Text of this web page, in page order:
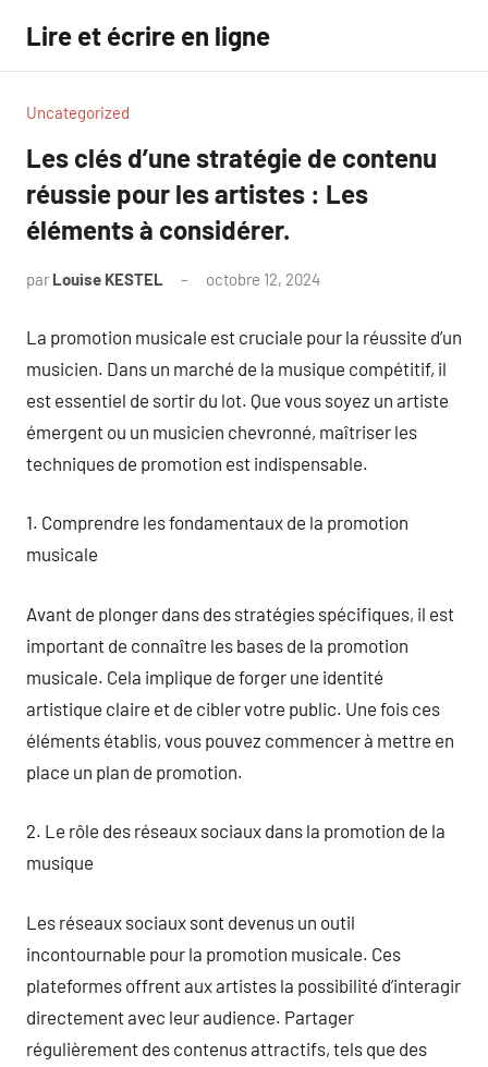
contenu
Lire et écrire en ligne
Uncategorized
Les clés d’une stratégie de contenu
réussie pour les artistes : Les
éléments à considérer.
par Louise KESTEL octobre 12, 2024
La promotion musicale est cruciale pour la réussite d’un
musicien. Dans un marché de la musique compétitif, il
est essentiel de sortir du lot. Que vous soyez un artiste
émergent ou un musicien chevronné, maîtriser les
techniques de promotion est indispensable.
1. Comprendre les fondamentaux de la promotion
musicale
Avant de plonger dans des stratégies spécifiques, il est
important de connaître les bases de la promotion
musicale. Cela implique de forger une identité
artistique claire et de cibler votre public. Une fois ces
éléments établis, vous pouvez commencer à mettre en
place un plan de promotion.
2. Le rôle des réseaux sociaux dans la promotion de la
musique
Les réseaux sociaux sont devenus un outil
incontournable pour la promotion musicale. Ces
plateformes offrent aux artistes la possibilité d’interagir
directement avec leur audience. Partager
régulièrement des contenus attractifs, tels que des